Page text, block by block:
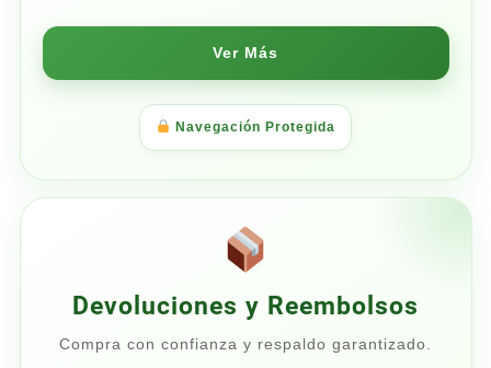
Ver Más
Navegación Protegida
Devoluciones y Reembolsos
Compra con confianza y respaldo garantizado.